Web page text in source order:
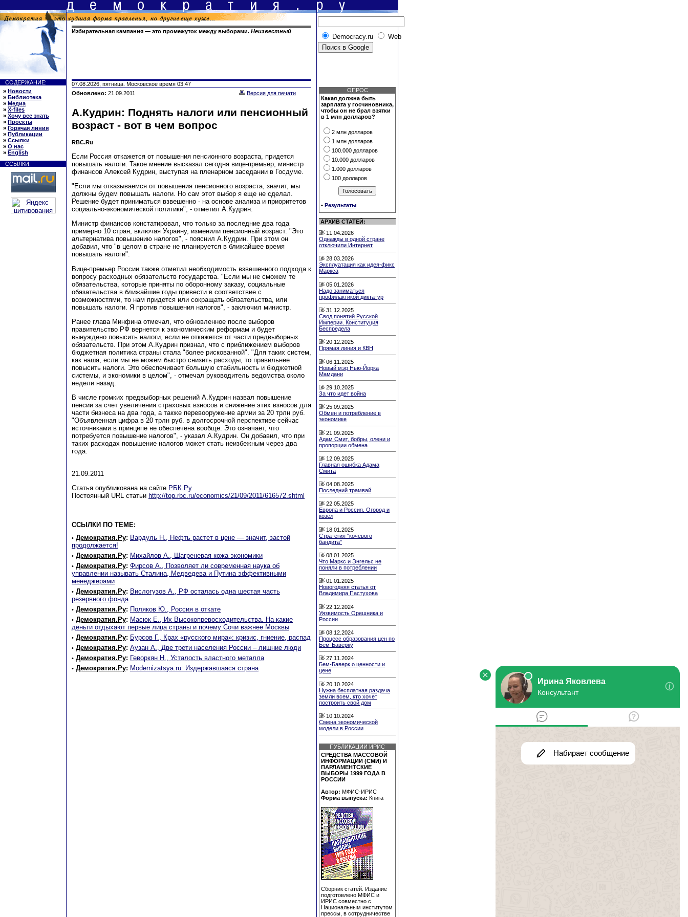
Избирательная кампания — это промежуток между выборами. Неизвестный
Democracy.ru Web
СОДЕРЖАНИЕ:
» Новости
» Библиотека
» Медиа
» X-files
» Хочу все знать
» Проекты
» Горячая линия
» Публикации
» Ссылки
» О нас
» English
ССЫЛКИ:
07.08.2026, пятница. Московское время 03:47
Обновлено: 21.09.2011 Версия для печати
А.Кудрин: Поднять налоги или пенсионный
возраст - вот в чем вопрос
RBC.Ru
Если Россия откажется от повышения пенсионного возраста, придется
повышать налоги. Такое мнение высказал сегодня вице-премьер, министр
финансов Алексей Кудрин, выступая на пленарном заседании в Госдуме.
"Если мы отказываемся от повышения пенсионного возраста, значит, мы
должны будем повышать налоги. Но сам этот выбор я еще не сделал.
Решение будет приниматься взвешенно - на основе анализа и приоритетов
социально-экономической политики", - отметил А.Кудрин.
Министр финансов констатировал, что только за последние два года
примерно 10 стран, включая Украину, изменили пенсионный возраст. "Это
альтернатива повышению налогов", - пояснил А.Кудрин. При этом он
добавил, что "в целом в стране не планируется в ближайшее время
повышать налоги".
Вице-премьер России также отметил необходимость взвешенного подхода к
вопросу расходных обязательств государства. "Если мы не сможем те
обязательства, которые приняты по оборонному заказу, социальные
обязательства в ближайшие годы привести в соответствие с
возможностями, то нам придется или сокращать обязательства, или
повышать налоги. Я против повышения налогов", - заключил министр.
Ранее глава Минфина отмечал, что обновленное после выборов
правительство РФ вернется к экономическим реформам и будет
вынуждено повысить налоги, если не откажется от части предвыборных
обязательств. При этом А.Кудрин признал, что с приближением выборов
бюджетная политика страны стала "более рискованной". "Для таких систем,
как наша, если мы не можем быстро снизить расходы, то правильнее
повысить налоги. Это обеспечивает большую стабильность и бюджетной
системы, и экономики в целом", - отмечал руководитель ведомства около
недели назад.
В числе громких предвыборных решений А.Кудрин назвал повышение
пенсии за счет увеличения страховых взносов и снижение этих взносов для
части бизнеса на два года, а также перевооружение армии за 20 трлн руб.
"Объявленная цифра в 20 трлн руб. в долгосрочной перспективе сейчас
источниками в принципе не обеспечена вообще. Это означает, что
потребуется повышение налогов", - указал А.Кудрин. Он добавил, что при
таких расходах повышение налогов может стать неизбежным через два
года.
21.09.2011
Статья опубликована на сайте РБК.Ру
Постоянный URL статьи http://top.rbc.ru/economics/21/09/2011/616572.shtml
ССЫЛКИ ПО ТЕМЕ:
• Демократия.Ру: Вардуль Н., Нефть растет в цене — значит, застой
продолжается!
• Демократия.Ру: Михайлов А., Шагреневая кожа экономики
• Демократия.Ру: Фирсов А., Позволяет ли современная наука об
управлении называть Сталина, Медведева и Путина эффективными
менеджерами
• Демократия.Ру: Вислогузов А., РФ осталась одна шестая часть
резервного фонда
• Демократия.Ру: Поляков Ю., Россия в откате
• Демократия.Ру: Масюк Е., Их Высокопревосходительства. На какие
деньги отдыхают первые лица страны и почему Сочи важнее Москвы
• Демократия.Ру: Бурсов Г., Крах «русского мира»: кризис, гниение, распад
• Демократия.Ру: Аузан А., Две трети населения России – лишние люди
• Демократия.Ру: Геворкян Н., Усталость властного металла
• Демократия.Ру: Modernizatsya.ru: Издержавшаяся страна
ОПРОС
Какая должна быть
зарплата у госчиновника,
чтобы он не брал взятки
в 1 млн долларов?
2 млн долларов
1 млн долларов
100.000 долларов
10.000 долларов
1.000 долларов
100 долларов
• Результаты
АРХИВ СТАТЕЙ:
11.04.2026
Однажды в одной стране
отключили Интернет
28.03.2026
Эксплуатация как идея-фикс
Маркса
05.01.2026
Надо заниматься
профилактикой диктатур
31.12.2025
Свод понятий Русской
Империи. Конституция
Беспредела
20.12.2025
Прямая линия и КВН
06.11.2025
Новый мэр Нью-Йорка
Мамдани
29.10.2025
За что идет война
25.09.2025
Обмен и потребление в
экономике
21.09.2025
Адам Смит, бобры, олени и
пропорции обмена
12.09.2025
Главная ошибка Адама
Смита
04.08.2025
Последний трамвай
22.05.2025
Европа и Россия. Огород и
козел
18.01.2025
Стратегия "кочевого
бандита"
08.01.2025
Что Маркс и Энгельс не
поняли в потреблении
01.01.2025
Новогодняя статья от
Владимира Пастухова
22.12.2024
Уязвимость Орешника и
России
08.12.2024
Процесс образования цен по
Бем-Баверку
27.11.2024
Бем-Баверк о ценности и
цене
20.10.2024
Нужна бесплатная раздача
земли всем, кто хочет
построить свой дом
10.10.2024
Смена экономической
модели в России
ПУБЛИКАЦИИ ИРИС
СРЕДСТВА МАССОВОЙ
ИНФОРМАЦИИ (СМИ) И
ПАРЛАМЕНТСКИЕ
ВЫБОРЫ 1999 ГОДА В
РОССИИ
Автор: МФИС-ИРИС
Форма выпуска: Книга
Сборник статей. Издание
подготовлено МФИС и
ИРИС совместно с
Национальным институтом
прессы, в сотрудничестве